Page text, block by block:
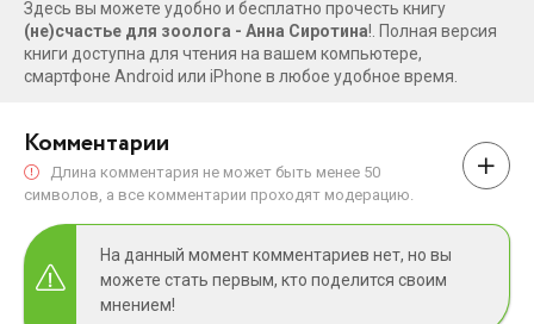
Здесь вы можете удобно и бесплатно прочесть книгу
(не)счастье для зоолога - Анна Сиротина!. Полная версия
книги доступна для чтения на вашем компьютере,
смартфоне Android или iPhone в любое удобное время.
Комментарии
Длина комментария не может быть менее 50
символов, а все комментарии проходят модерацию.
На данный момент комментариев нет, но вы
можете стать первым, кто поделится своим
мнением!